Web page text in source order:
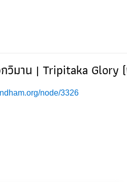
มาน | Tripitaka Glory
node/3326